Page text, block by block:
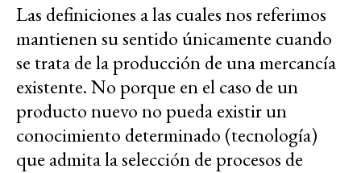
Las definiciones a las cuales nos referimos
mantienen su sentido únicamente cuando
se trata de la producción de una mercancía
existente. No porque en el caso de un
producto nuevo no pueda existir un
conocimiento determinado (tecnología)
que admita la selección de procesos de